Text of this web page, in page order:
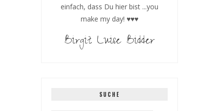
einfach, dass Du hier bist ...you
make my day! ♥♥♥
Birgit Luise Bidder
SUCHE